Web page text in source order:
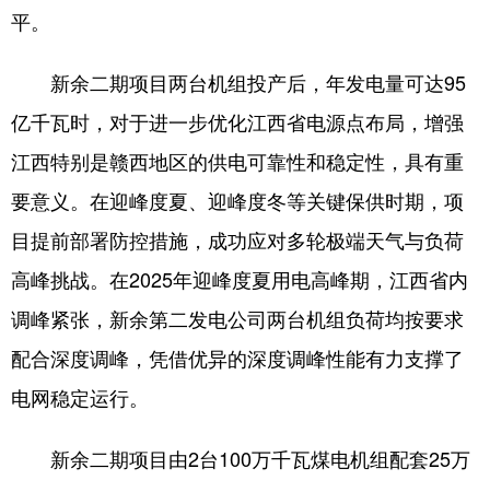
Русский язык 日本語 한국어
Deutsch Português
平。
新余二期项目两台机组投产后，年发电量可达95
亿千瓦时，对于进一步优化江西省电源点布局，增强
江西特别是赣西地区的供电可靠性和稳定性，具有重
要意义。在迎峰度夏、迎峰度冬等关键保供时期，项
目提前部署防控措施，成功应对多轮极端天气与负荷
高峰挑战。在2025年迎峰度夏用电高峰期，江西省内
调峰紧张，新余第二发电公司两台机组负荷均按要求
配合深度调峰，凭借优异的深度调峰性能有力支撑了
电网稳定运行。
新余二期项目由2台100万千瓦煤电机组配套25万